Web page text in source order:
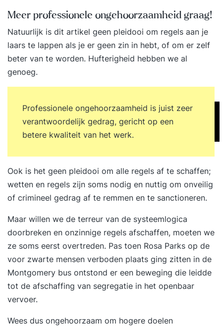
Meer professionele ongehoorzaamheid graag!
Natuurlijk is dit artikel geen pleidooi om regels aan je
laars te lappen als je er geen zin in hebt, of om er zelf
beter van te worden. Hufterigheid hebben we al
genoeg.
Professionele ongehoorzaamheid is juist zeer
verantwoordelijk gedrag, gericht op een
betere kwaliteit van het werk.
Ook is het geen pleidooi om alle regels af te schaffen;
wetten en regels zijn soms nodig en nuttig om onveilig
of crimineel gedrag af te remmen en te sanctioneren.
Maar willen we de terreur van de systeemlogica
doorbreken en onzinnige regels afschaffen, moeten we
ze soms eerst overtreden. Pas toen Rosa Parks op de
voor zwarte mensen verboden plaats ging zitten in de
Montgomery bus ontstond er een beweging die leidde
tot de afschaffing van segregatie in het openbaar
vervoer.
Wees dus ongehoorzaam om hogere doelen